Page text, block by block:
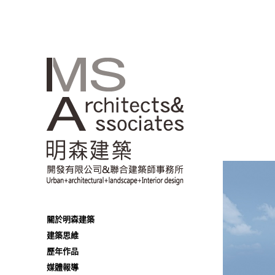
關於明森建築
建築思維
歷年作品
媒體報導